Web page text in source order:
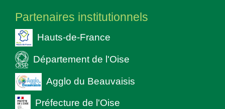
Partenaires institutionnels
Hauts-de-France
Département de l'Oise
Agglo du Beauvaisis
Préfecture de l'Oise